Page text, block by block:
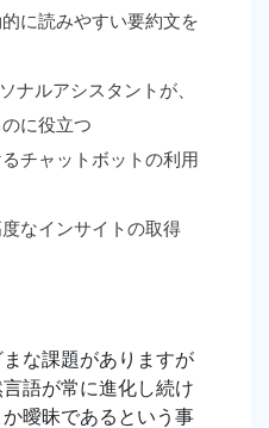
に読みやすい要約文を
ナルアシスタントが、
に役立つ
チャットボットの利用
なインサイトの取得
な課題がありますが
語が常に進化し続け
曖昧であるという事